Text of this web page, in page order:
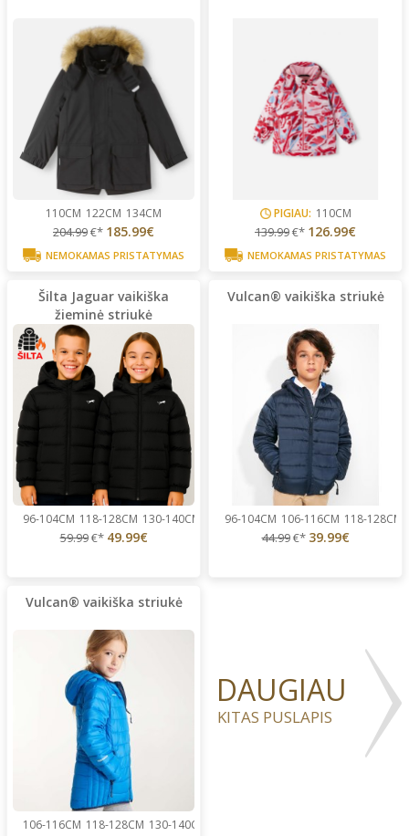
110CM 122CM 134CM
204.99€* 185.99€
NEMOKAMAS PRISTATYMAS
PIGIAU: 110CM
139.99€* 126.99€
NEMOKAMAS PRISTATYMAS
Šilta Jaguar vaikiška
žieminė striukė
96-104CM 118-128CM 130-140CM 142-152CM 154-164CM 166-176CM
59.99€* 49.99€
Vulcan® vaikiška striukė
96-104CM 106-116CM 118-128CM
44.99€* 39.99€
Vulcan® vaikiška striukė
106-116CM 118-128CM 130-140CM
DAUGIAU
KITAS PUSLAPIS